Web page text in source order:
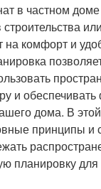
в частном
на комфорт и
и обеспечивать
дома. В
принципы и
планировку